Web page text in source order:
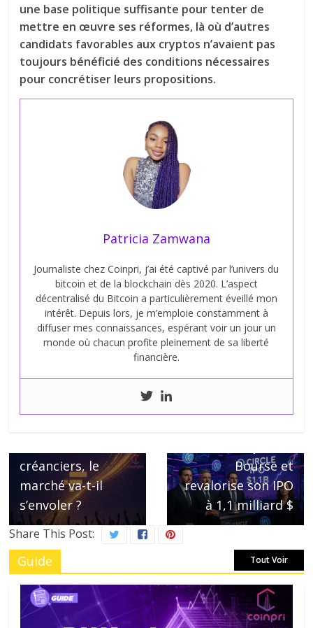
une base politique suffisante pour tenter de
mettre en œuvre ses réformes, là où d’autres
candidats favorables aux cryptos n’avaient pas
toujours bénéficié des conditions nécessaires
pour concrétiser leurs propositions.
Patricia Zamwana
Journaliste chez Coinpri, j’ai été captivé par l’univers du
bitcoin et de la blockchain dès 2020. L’aspect
décentralisé du Bitcoin a particulièrement éveillé mon
intérêt. Depuis lors, je m’emploie constamment à
diffuser mes connaissances, espérant voir un jour un
monde où chacun profite pleinement de sa liberté
financière.
créanciers, le
marché va-t-il
s’envoler ?
Bourse et
revalorise son IPO
à 1,1 milliard $
Share This Post:
Guide Tout Voir